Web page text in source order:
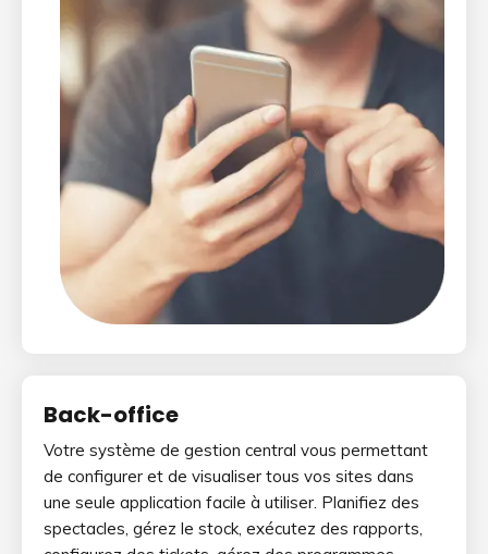
Back-office
Votre système de gestion central vous permettant
de configurer et de visualiser tous vos sites dans
une seule application facile à utiliser. Planifiez des
spectacles, gérez le stock, exécutez des rapports,